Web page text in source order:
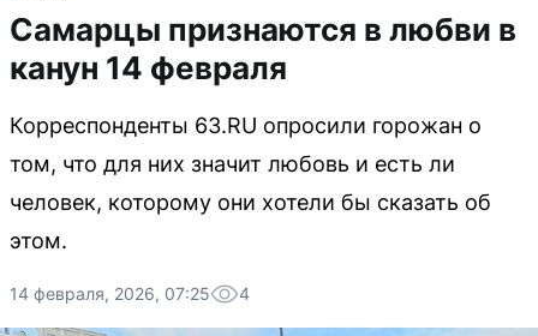
Самарцы признаются в любви в
канун 14 февраля
Корреспонденты 63.RU опросили горожан о
том, что для них значит любовь и есть ли
человек, которому они хотели бы сказать об
этом.
14 февраля, 2026, 07:25 4